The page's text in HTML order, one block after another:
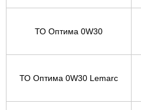
ТО Оптима 0W30
ТО Оптима 0W30 Lemarc